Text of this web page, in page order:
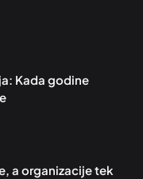
Kada godine
a organizacije tek